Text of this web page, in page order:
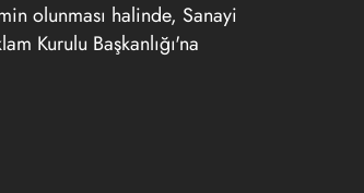
olunması halinde, Sanayi
Kurulu Başkanlığı'na